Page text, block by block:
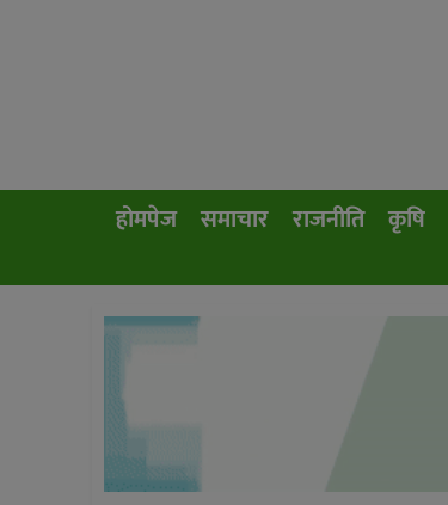
होमपेज समाचार राजनीति कृषि